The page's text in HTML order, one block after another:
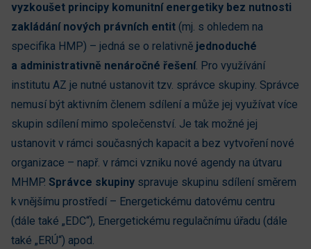
vyzkoušet principy komunitní energetiky bez nutnosti
zakládání nových právních entit (mj. s ohledem na
specifika HMP) – jedná se o relativně jednoduché
a administrativně nenáročné řešení. Pro využívání
institutu AZ je nutné ustanovit tzv. správce skupiny. Správce
nemusí být aktivním členem sdílení a může jej využívat více
skupin sdílení mimo společenství. Je tak možné jej
ustanovit v rámci současných kapacit a bez vytvoření nové
organizace – např. v rámci vzniku nové agendy na útvaru
MHMP. Správce skupiny spravuje skupinu sdílení směrem
k vnějšímu prostředí – Energetickému datovému centru
(dále také „EDC“), Energetickému regulačnímu úřadu (dále
také „ERÚ“) apod.